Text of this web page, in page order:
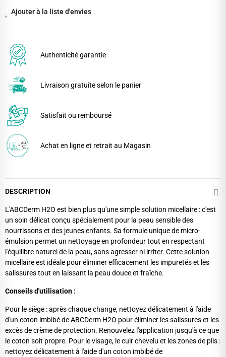
Ajouter à la liste d'envies
Authenticité garantie
Livraison gratuite selon le panier
Satisfait ou remboursé
Achat en ligne et retrait au Magasin
DESCRIPTION
L'ABCDerm H2O est bien plus qu'une simple solution micellaire : c'est
un soin délicat conçu spécialement pour la peau sensible des
nourrissons et des jeunes enfants. Sa formule unique de micro-
émulsion permet un nettoyage en profondeur tout en respectant
l'équilibre naturel de la peau, sans agresser ni irriter. Cette solution
micellaire est idéale pour éliminer efficacement les impuretés et les
salissures tout en laissant la peau douce et fraîche.
Conseils d'utilisation :
Pour le siège : après chaque change, nettoyez délicatement à l'aide
d'un coton imbibé de ABCDerm H2O pour éliminer les salissures et les
excès de crème de protection. Renouvelez l'application jusqu'à ce que
le coton soit propre. Pour le visage, le cuir chevelu et les zones de plis :
nettoyez délicatement à l'aide d'un coton imbibé de